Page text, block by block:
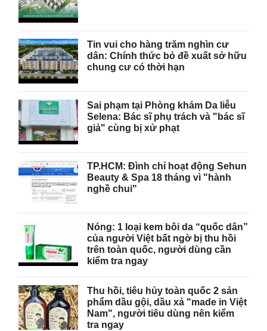
Tin vui cho hàng trăm nghìn cư
dân: Chính thức bỏ đề xuất sở hữu
chung cư có thời hạn
Sai phạm tại Phòng khám Da liễu
Selena: Bác sĩ phụ trách và "bác sĩ
giả" cùng bị xử phạt
TP.HCM: Đình chỉ hoạt động Sehun
Beauty & Spa 18 tháng vì "hành
nghề chui"
Nóng: 1 loại kem bôi da “quốc dân”
của người Việt bất ngờ bị thu hồi
trên toàn quốc, người dùng cần
kiểm tra ngay
Thu hồi, tiêu hủy toàn quốc 2 sản
phẩm dầu gội, dầu xả "made in Việt
Nam", người tiêu dùng nên kiểm
tra ngay